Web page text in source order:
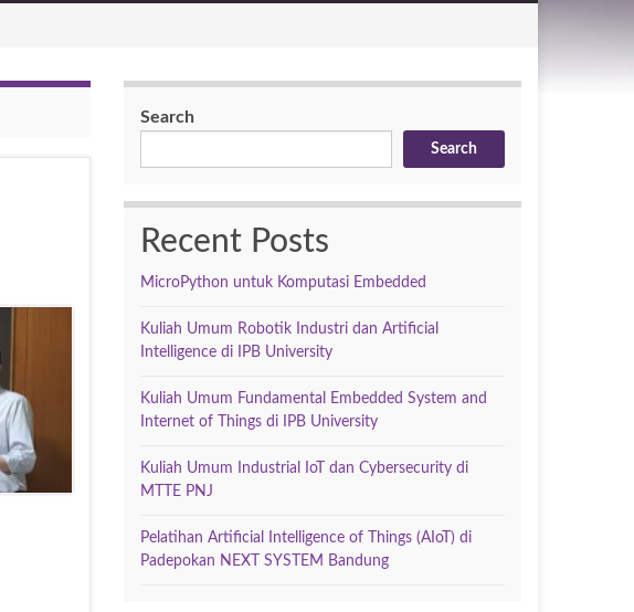
Search
Search
Recent Posts
MicroPython untuk Komputasi Embedded
Kuliah Umum Robotik Industri dan Artificial
Intelligence di IPB University
Kuliah Umum Fundamental Embedded System and
Internet of Things di IPB University
Kuliah Umum Industrial IoT dan Cybersecurity di
MTTE PNJ
Pelatihan Artificial Intelligence of Things (AIoT) di
Padepokan NEXT SYSTEM Bandung